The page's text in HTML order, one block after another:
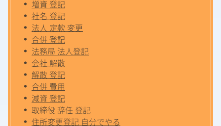
増資 登記
社名 登記
法人 定款 変更
合併 登記
法務局 法人登記
会社 解散
解散 登記
合併 費用
減資 登記
取締役 辞任 登記
住所変更登記 自分でやる